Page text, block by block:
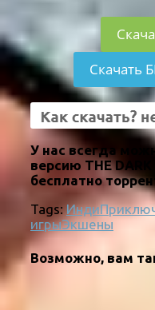
Скачать
У нас всегда
версию THE DARK
бесплатно
Tags: Инди
игрыЭкшены
Возможно, вам